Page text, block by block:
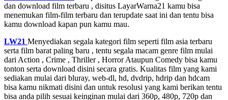
dan download film terbaru , disitus LayarWarna21 kamu bisa
menemukan film-film terbaru dan terupdate saat ini dan tentu bisa
kamu download kapan pun kamu mau.
LW21 Menyediakan segala kategori film seperti film asia terbaru
serta film barat paling baru , tentu segala macam genre film mulai
dari Action , Crime , Thriller , Horror Ataupun Comedy bisa kamu
tonton serta download disini secara gratis. Kualitas film yang kami
sediakan mulai dari bluray, web-dl, hd, dvdrip, hdrip dan hdcam
bisa kamu nikmati disini dan untuk resolusi yang kami berikan tentu
bisa anda pilih sesuai keinginan mulai dari 360p, 480p, 720p dan